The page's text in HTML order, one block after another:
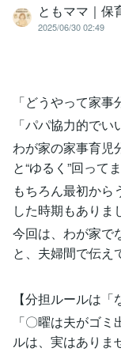
ともママ｜保
2025/06/30 02:49
「どうやって家事
「パパ協力的で
わが家の家事育児
と“ゆるく”回ってま
もちろん最初から
した時期もありま
今回は、わが家で
と、夫婦間で伝え
【分担ルールは「
「〇曜は夫がゴ
ルは、実はありま